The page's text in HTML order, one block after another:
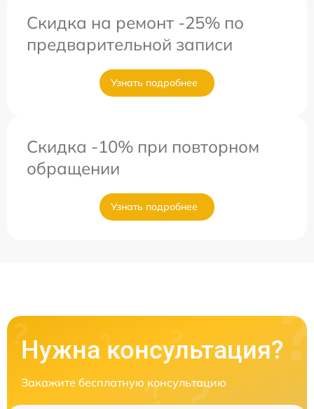
Скидка на ремонт -25% по
предварительной записи
Узнать подробнее
Скидка -10% при повторном
обращении
Узнать подробнее
Нужна консультация?
Закажите бесплатную консультацию